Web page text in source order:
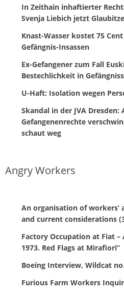
In Zeithain inhaftierter
Svenja Liebich jetzt
Knast-Wasser kostet 75
Gefängnis-Insassen
Ex-Gefangener zum Fall
Bestechlichkeit in
U-Haft: Isolation wegen
Skandal in der JVA Dresden:
Gefangenenrechte
schaut weg
Angry Workers
An organisation of
and current considerations
Factory Occupation at Fiat
1973. Red Flags at Mirafiori”
Boeing Interview, Wildcat
Furious Farm Workers